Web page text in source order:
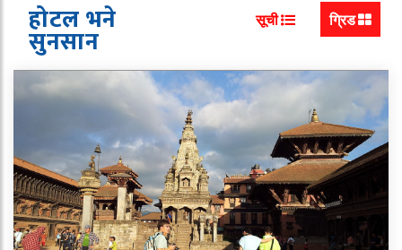
होटल भने
सुनसान
सूची ग्रिड